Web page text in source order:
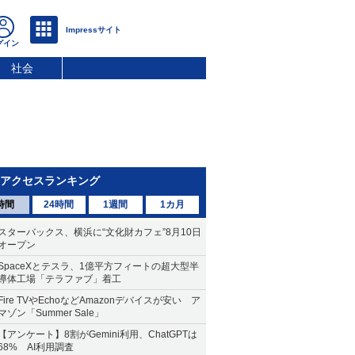
社会
アクセスランキング
間 24時間 1週間 1カ月
ターバックス、横浜に“文化財カフェ”8月10日
ープン
とテスラ、1億平方フィートの超大型半
体工場「テラファブ」着工
TVやEchoなどAmazonデバイスが安い ア
ゾン「Summer Sale」
アンケート】8割がGemini利用、ChatGPTは
AI利用調査